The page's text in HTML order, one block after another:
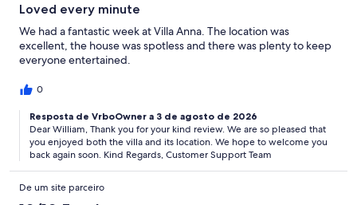
Loved every minute
We had a fantastic week at Villa Anna. The location was
excellent, the house was spotless and there was plenty to keep
everyone entertained.
0
Resposta de VrboOwner a 3 de agosto de 2026
Dear William, Thank you for your kind review. We are so pleased that
you enjoyed both the villa and its location. We hope to welcome you
back again soon. Kind Regards, Customer Support Team
De um site parceiro